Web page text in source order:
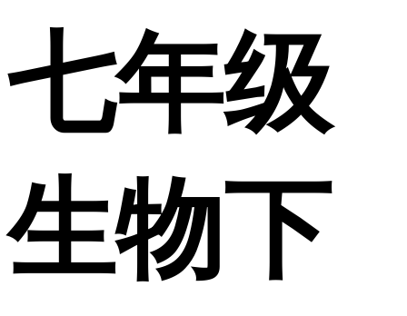
七年级
生物下